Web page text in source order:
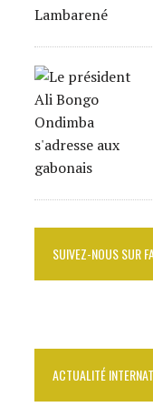
SUIVEZ-NOUS SUR
ACTUALITÉ